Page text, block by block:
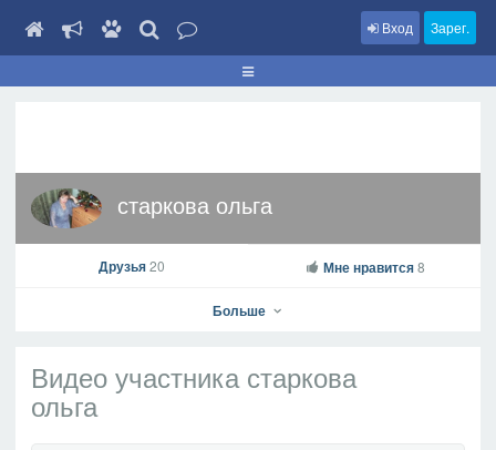
Вход Зарег.
старкова ольга
Друзья20 Мне нравится 8
Больше
Видео участника старкова
ольга